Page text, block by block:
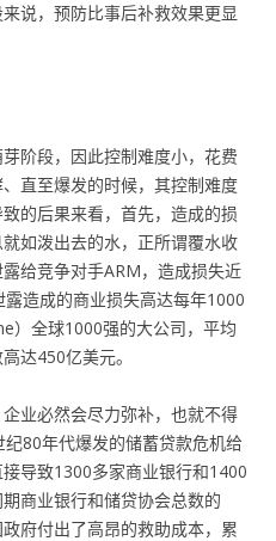
说，预防比事后补救效果更显
阶段，因此控制难度小，花费
直至爆发的时候，其控制难度
的后果来看，首先，造成的损
如泼出去的水，正所谓覆水收
给竞争对手ARM，造成损失近
造成的商业损失高达每年1000
）全球1000强的大公司，平均
达450亿美元。
业必然会尽力弥补，也就不得
80年代爆发的储蓄贷款危机给
导致1300多家商业银行和1400
商业银行和储贷协会总数的
府付出了高昂的救助成本，累